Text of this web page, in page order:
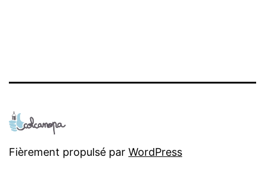
Fièrement propulsé par WordPress